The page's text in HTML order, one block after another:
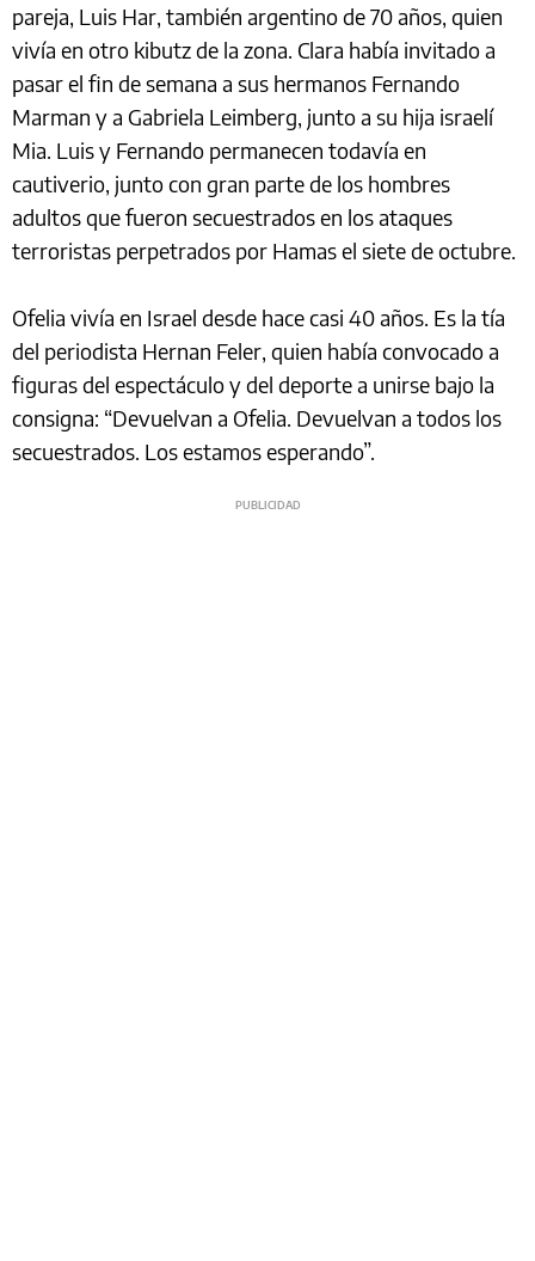
pareja, Luis Har, también argentino de 70 años, quien
vivía en otro kibutz de la zona. Clara había invitado a
pasar el fin de semana a sus hermanos Fernando
Marman y a Gabriela Leimberg, junto a su hija israelí
Mia. Luis y Fernando permanecen todavía en
cautiverio, junto con gran parte de los hombres
adultos que fueron secuestrados en los ataques
terroristas perpetrados por Hamas el siete de octubre.
Ofelia vivía en Israel desde hace casi 40 años. Es la tía
del periodista Hernan Feler, quien había convocado a
figuras del espectáculo y del deporte a unirse bajo la
consigna: “Devuelvan a Ofelia. Devuelvan a todos los
secuestrados. Los estamos esperando”.